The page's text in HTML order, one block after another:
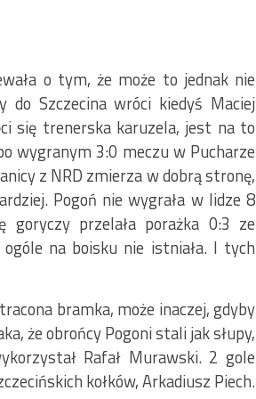
o tym, że może to jednak nie
do Szczecina wróci kiedyś Maciej
się trenerska karuzela, jest na to
wygranym 3:0 meczu w Pucharze
z NRD zmierza w dobrą stronę,
Pogoń nie wygrała w lidze 8
goryczy przelała porażka 0:3 ze
na boisku nie istniała. I tych
bramka, może inaczej, gdyby
że obrońcy Pogoni stali jak słupy,
Rafał Murawski. 2 gole
kołków, Arkadiusz Piech.